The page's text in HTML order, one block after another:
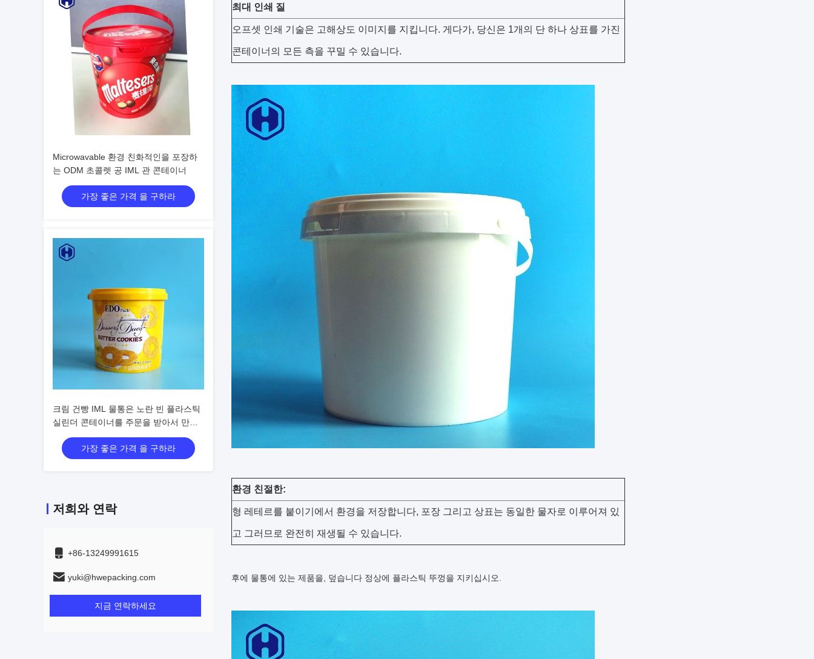
Microwavable 환경 친화적인을 포장하
는 ODM 초콜렛 공 IML 관 콘테이너
가장 좋은 가격 을 구하라
크림 건빵 IML 물통은 노란 빈 플라스틱
실린더 콘테이너를 주문을 받아서 만듭
니다
가장 좋은 가격 을 구하라
저희와 연락
+86-13249991615
yuki@hwepacking.com
지금 연락하세요
최대 인쇄 질
오프셋 인쇄 기술은 고해상도 이미지를 지킵니다. 게다가, 당신은 1개의 단 하나 상표를 가진
콘테이너의 모든 측을 꾸밀 수 있습니다.
환경 친절한:
형 레테르를 붙이기에서 환경을 저장합니다, 포장 그리고 상표는 동일한 물자로 이루어져 있
고 그러므로 완전히 재생될 수 있습니다.
후에 물통에 있는 제품을, 덮습니다 정상에 플라스틱 뚜껑을 지키십시오.